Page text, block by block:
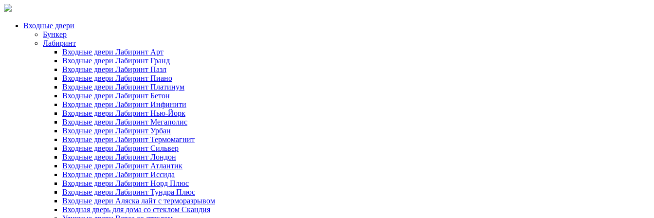
Входные двери
Бункер
Лабиринт
Входные двери Лабиринт Арт
Входные двери Лабиринт Гранд
Входные двери Лабиринт Пазл
Входные двери Лабиринт Пиано
Входные двери Лабиринт Платинум
Входные двери Лабиринт Бетон
Входные двери Лабиринт Инфинити
Входные двери Лабиринт Нью-Йорк
Входные двери Лабиринт Мегаполис
Входные двери Лабиринт Урбан
Входные двери Лабиринт Термомагнит
Входные двери Лабиринт Сильвер
Входные двери Лабиринт Лондон
Входные двери Лабиринт Атлантик
Входные двери Лабиринт Иссида
Входные двери Лабиринт Норд Плюс
Входные двери Лабиринт Тундра Плюс
Входные двери Аляска лайт с терморазрывом
Входная дверь для дома со стеклом Скандия